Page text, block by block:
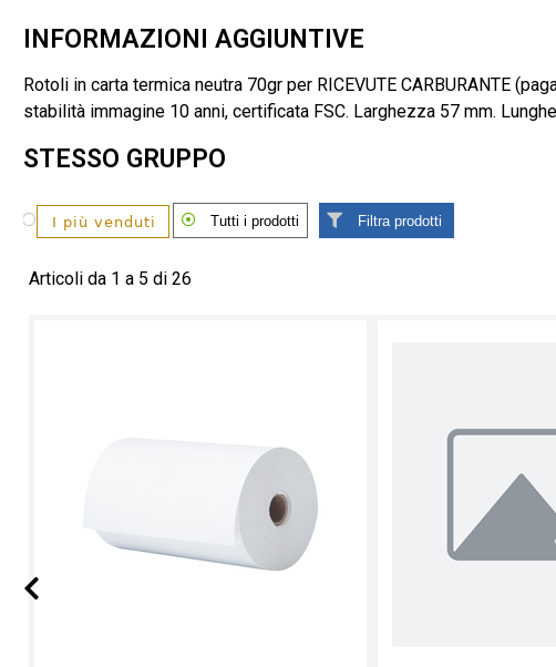
INFORMAZIONI AGGIUNTIVE
Rotoli in carta termica neutra 70gr per RICEVUTE CARBURANTE
stabilità immagine 10 anni, certificata FSC. Larghezza 57 mm.
STESSO GRUPPO
Tutti i prodotti Filtra prodotti
Articoli da 1 a 5 di 26